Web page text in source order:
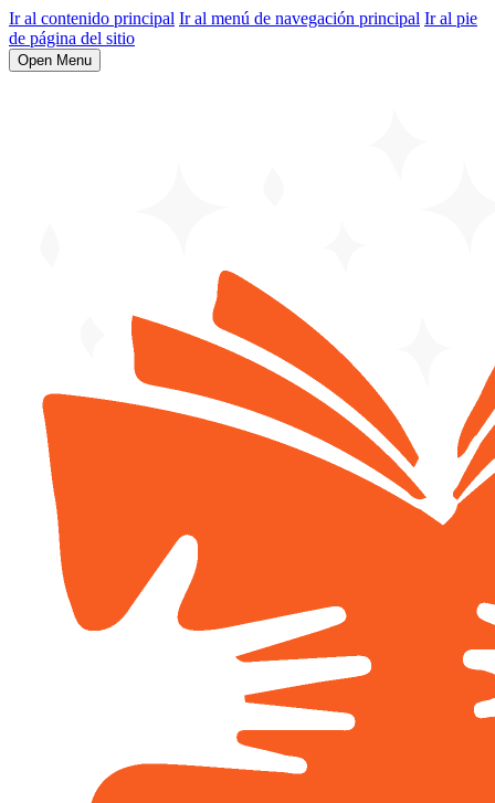
Ir al contenido principal Ir al menú de navegación principal Ir al pie
de página del sitio
Open Menu